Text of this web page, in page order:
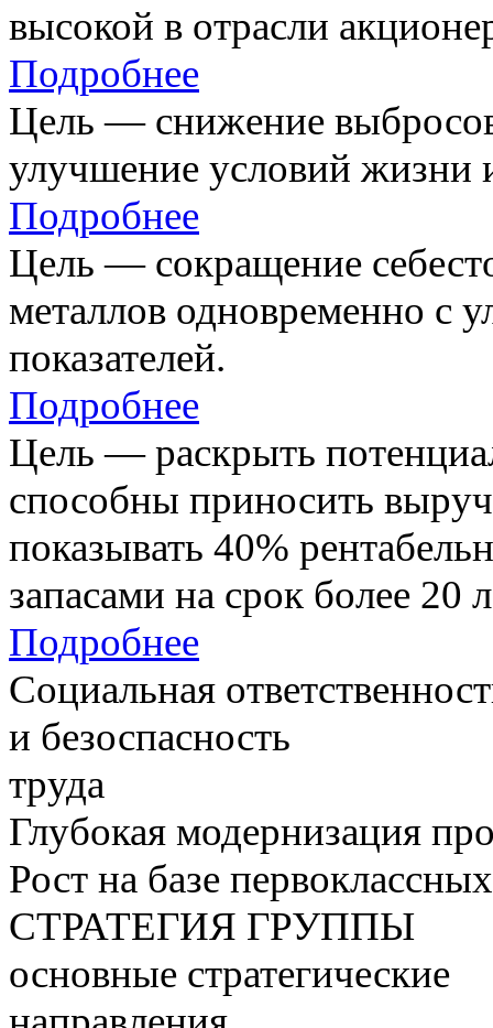
высокой в отрасли
Подробнее
Цель — снижение
улучшение условий жизни
Подробнее
Цель — сокращение
металлов одновременно с
показателей.
Подробнее
Цель — раскрыть
способны приносить
показывать 40%
запасами на срок более 20
Подробнее
Социальная
и безоспасность
труда
Глубокая модернизация
Рост на базе
СТРАТЕГИЯ ГРУППЫ
основные стратегические